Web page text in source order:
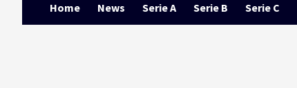
Home News Serie A Serie B Serie C